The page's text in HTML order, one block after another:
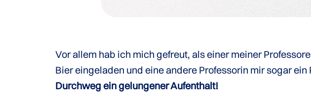
Vor allem hab ich mich gefreut, als einer meiner
Bier eingeladen und eine andere Professorin mir sogar
Durchweg ein gelungener Aufenthalt!